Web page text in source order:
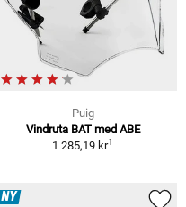
Puig
Vindruta BAT med ABE
1 285,19 kr1
NY